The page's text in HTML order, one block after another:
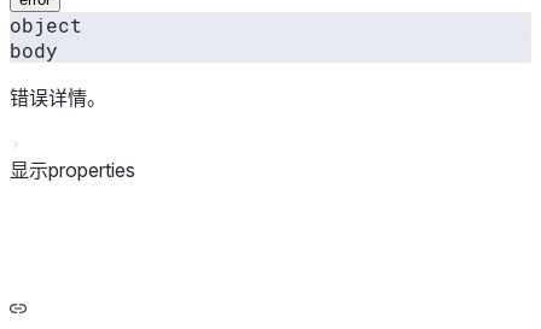
object
body
错误详情。
显示properties